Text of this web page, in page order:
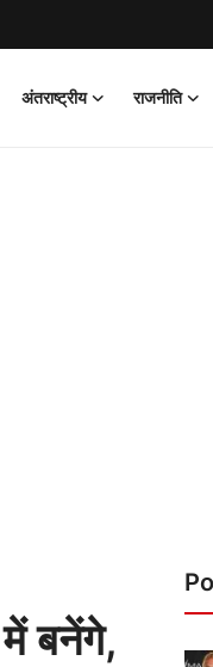
अंतराष्ट्रीय राजनीति
बनेंगे,